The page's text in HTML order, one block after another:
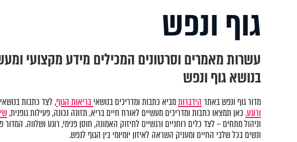
גוף ונפש
עשרות מאמרים וסרטונים המכילים מידע מקצועי
בנושא גוף ונפש
מדור גוף ונפש באתרהידברותמביא כתבות ומדריכים בנושאיבריאות הגוף, לצד כתבות בנושאי
ורוגע.כאן תמצאו כתבות ומדריכים מעשיים לאורח חיים בריא, תזונה נכונה, פעילות גופנית,
וניהול מתחים – לצד כלים רוחניים ורגשיים לחיזוק האמונה, חוסן פנימי, רוגע ושלווה. המדור
ונשים בכל שלבי החיים ומעניק השראה לאיזון יומיומי בין הגוף לנפש.